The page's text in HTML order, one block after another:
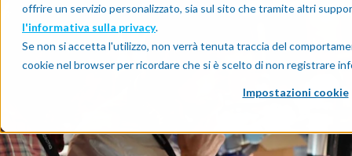
offrire un servizio personalizzato, sia sul sito che tramite altri
l'informativa sulla privacy.
Se non si accetta l'utilizzo, non verrà tenuta traccia del
cookie nel browser per ricordare che si è scelto di non registrare
Impostazioni cookie